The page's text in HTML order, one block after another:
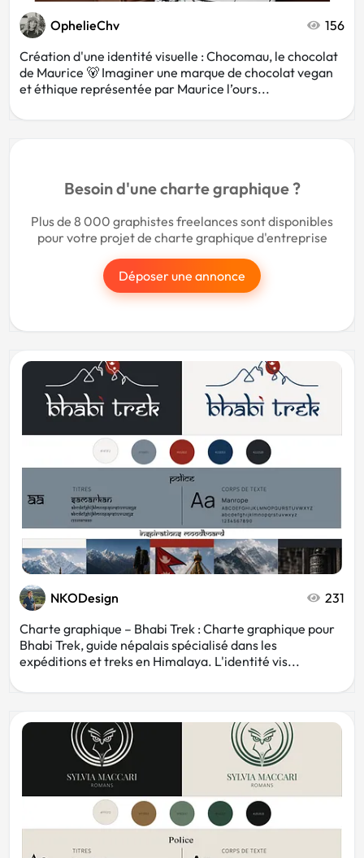
OphelieChv
156
Création d'une identité visuelle : Chocomau, le chocolat
de Maurice 🐻 Imaginer une marque de chocolat vegan
et éthique représentée par Maurice l’ours...
Besoin d'une charte graphique ?
Plus de 8 000 graphistes freelances sont disponibles
pour votre projet de charte graphique d'entreprise
Déposer une annonce
NKODesign
231
Charte graphique – Bhabi Trek : Charte graphique pour
Bhabi Trek, guide népalais spécialisé dans les
expéditions et treks en Himalaya. L'identité vis...